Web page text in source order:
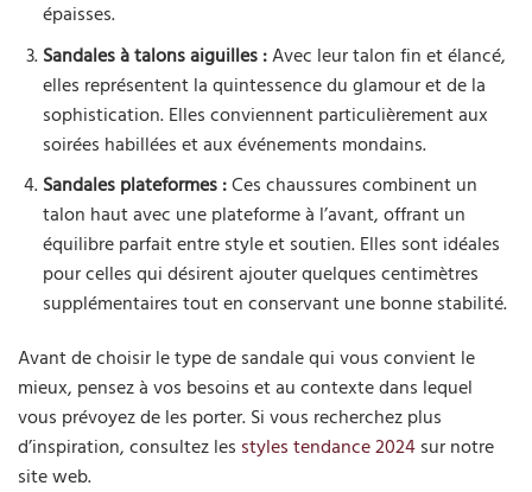
épaisses.
Sandales à talons aiguilles :Avec leur talon fin et élancé,
elles représentent la quintessence du glamour et de la
sophistication. Elles conviennent particulièrement aux
soirées habillées et aux événements mondains.
Sandales plateformes :Ces chaussures combinent un
talon haut avec une plateforme à l’avant, offrant un
équilibre parfait entre style et soutien. Elles sont idéales
pour celles qui désirent ajouter quelques centimètres
supplémentaires tout en conservant une bonne stabilité.
Avant de choisir le type de sandale qui vous convient le
mieux, pensez à vos besoins et au contexte dans lequel
vous prévoyez de les porter. Si vous recherchez plus
d’inspiration, consultez les styles tendance 2024 sur notre
site web.